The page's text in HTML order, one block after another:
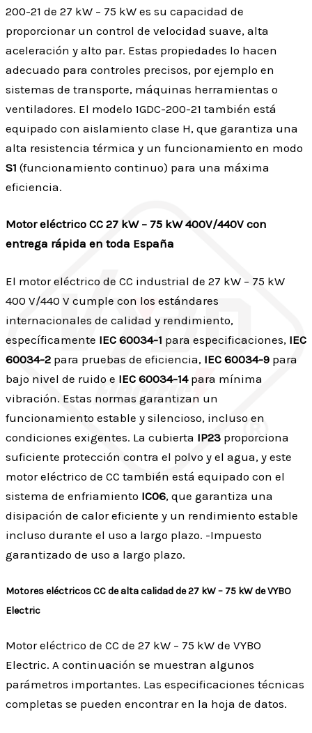
200-21 de 27 kW – 75 kW es su capacidad de
proporcionar un control de velocidad suave, alta
aceleración y alto par. Estas propiedades lo hacen
adecuado para controles precisos, por ejemplo en
sistemas de transporte, máquinas herramientas o
ventiladores. El modelo 1GDC-200-21 también está
equipado con aislamiento clase H, que garantiza una
alta resistencia térmica y un funcionamiento en modo
S1 (funcionamiento continuo) para una máxima
eficiencia.
Motor eléctrico CC 27 kW – 75 kW 400V/440V con
entrega rápida en toda España
El motor eléctrico de CC industrial de 27 kW – 75 kW
400 V/440 V cumple con los estándares
internacionales de calidad y rendimiento,
específicamente IEC 60034-1 para especificaciones, IEC
60034-2 para pruebas de eficiencia, IEC 60034-9 para
bajo nivel de ruido e IEC 60034-14para mínima
vibración. Estas normas garantizan un
funcionamiento estable y silencioso, incluso en
condiciones exigentes. La cubierta IP23 proporciona
suficiente protección contra el polvo y el agua, y este
motor eléctrico de CC también está equipado con el
sistema de enfriamiento IC06, que garantiza una
disipación de calor eficiente y un rendimiento estable
incluso durante el uso a largo plazo. -Impuesto
garantizado de uso a largo plazo.
Motores eléctricos CC de alta calidad de 27 kW – 75 kW de VYBO
Electric
Motor eléctrico de CC de 27 kW – 75 kW de VYBO
Electric. A continuación se muestran algunos
parámetros importantes. Las especificaciones técnicas
completas se pueden encontrar en la hoja de datos.